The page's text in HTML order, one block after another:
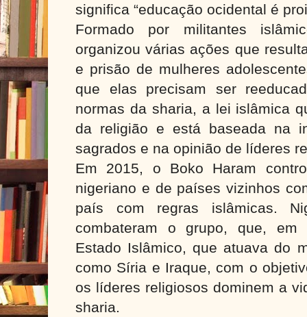
significa “educação ocidental é
Formado por militantes
organizou várias ações que
e prisão de mulheres
que elas precisam ser
normas da sharia, a lei islâmica
da religião e está baseada na
sagrados e na opinião de líderes
Em 2015, o Boko Haram
nigeriano e de países vizinhos
país com regras islâmicas.
combateram o grupo, que,
Estado Islâmico, que atuava do
como Síria e Iraque, com o
os líderes religiosos dominem a
sharia.